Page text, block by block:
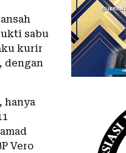
sabu
kurir
dengan
hanya
Vero